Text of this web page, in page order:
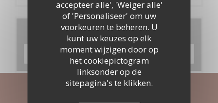
accepteer alle', 'Weiger alle'
of 'Personaliseer' om uw
voorkeuren te beheren. U
kunt uw keuzes op elk
moment wijzigen door op
het cookiepictogram
linksonder op de
sitepagina's te klikken.
Menu's
ONTDEK ONS MENU